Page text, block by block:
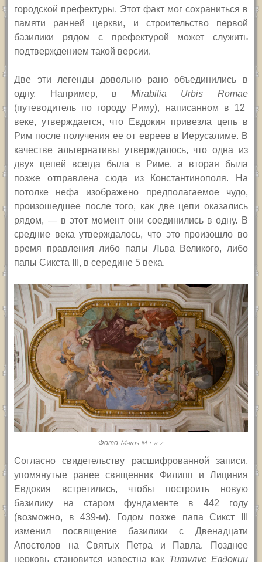
городской префектуры. Этот факт мог сохраниться в
памяти ранней церкви, и строительство первой
базилики рядом с префектурой может служить
подтверждением такой версии.
Две эти легенды довольно рано объединились в
одну. Например, вMirabilia Urbis Romae
(путеводитель по городу Риму), написанном в 12
веке, утверждается, что Евдокия привезла цепь в
Рим после получения ее от евреев в Иерусалиме. В
качестве альтернативы утверждалось, что одна из
двух цепей всегда была в Риме, а вторая была
позже отправлена сюда из Константинополя. На
потолке нефа изображено предполагаемое чудо,
произошедшее после того, как две цепи оказались
рядом, — в этот момент они соединились в одну. В
средние века утверждалось, что это произошло во
время правления либо папы Льва Великого, либо
папы Сикста
III, в середине 5 века.
Фото Maros M r a z
Согласно свидетельству расшифрованной записи,
упомянутые ранее священник Филипп и Лициния
Евдокия встретились, чтобы построить новую
базилику на старом фундаменте в 442 году
(возможно, в 439-м). Годом позже папа Сикст
изменил посвящение базилики с Двенадцати
Апостолов на Святых Петра и Павла. Позднее
церковь становится известна как Титулус Евдокии